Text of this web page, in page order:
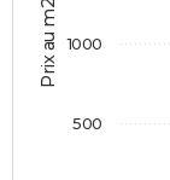
Prix au m2
500
1000